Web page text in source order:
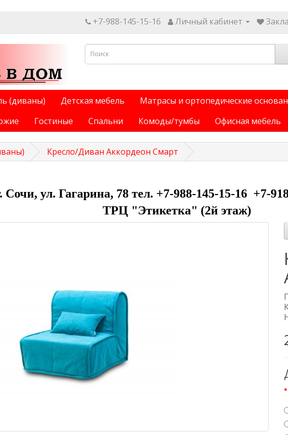
+7-988-145-15-16 Личный кабинет
(диваны) Детская мебель Матрасы и ортопедические
Гостиные Спальни Комоды/тумбы Офисная мебель
Кресло/Диван Аккордеон Смарт
Сочи, ул. Гагарина, 78 тел. +7-988-145-15-16 +7-
ТРЦ "Этикетка" (2й этаж)